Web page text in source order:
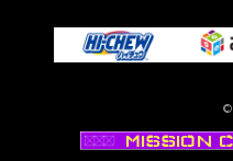
MISSION
©